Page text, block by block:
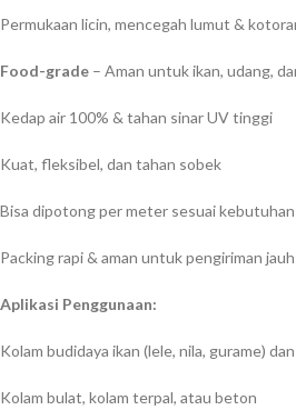
Permukaan licin, mencegah lumut &
Food-grade – Aman untuk ikan, udang,
Kedap air 100% & tahan sinar UV tinggi
Kuat, fleksibel, dan tahan sobek
Bisa dipotong per meter sesuai kebutuhan
Packing rapi & aman untuk pengiriman jauh
Aplikasi Penggunaan:
Kolam budidaya ikan (lele, nila, gurame)
Kolam bulat, kolam terpal, atau beton